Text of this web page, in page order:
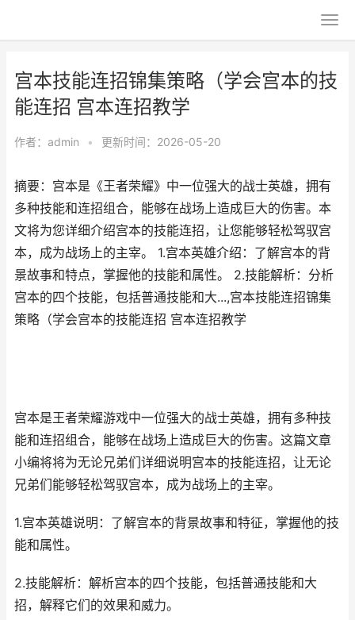
宫本技能连招锦集策略（学会宫本的技
能连招 宫本连招教学
作者： admin • 更新时间：2026-05-20
摘要：宫本是《王者荣耀》中一位强大的战士英雄，拥有
多种技能和连招组合，能够在战场上造成巨大的伤害。本
文将为您详细介绍宫本的技能连招，让您能够轻松驾驭宫
本，成为战场上的主宰。 1.宫本英雄介绍：了解宫本的背
景故事和特点，掌握他的技能和属性。 2.技能解析：分析
宫本的四个技能，包括普通技能和大...,宫本技能连招锦集
策略（学会宫本的技能连招 宫本连招教学
宫本是王者荣耀游戏中一位强大的战士英雄，拥有多种技
能和连招组合，能够在战场上造成巨大的伤害。这篇文章
小编将将为无论兄弟们详细说明宫本的技能连招，让无论
兄弟们能够轻松驾驭宫本，成为战场上的主宰。
1.宫本英雄说明：了解宫本的背景故事和特征，掌握他的技
能和属性。
2.技能解析：解析宫本的四个技能，包括普通技能和大
招，解释它们的效果和威力。